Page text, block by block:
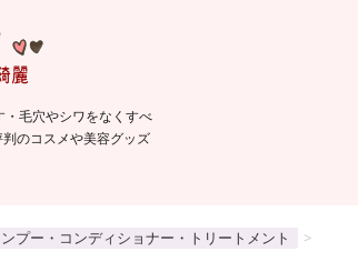
毛穴やシワをなくすべ
のコスメや美容グッズ
プー・コンディショナー・トリートメント >